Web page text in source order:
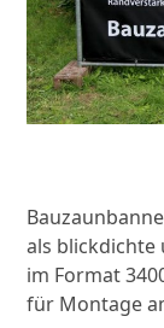
als blickdichte
im Format
für Montage